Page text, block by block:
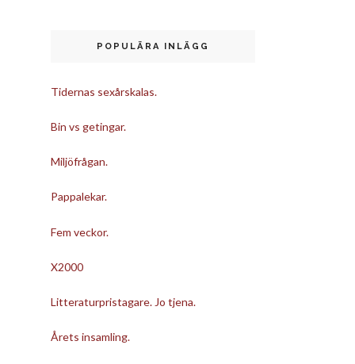
POPULÄRA INLÄGG
Tidernas sexårskalas.
Bin vs getingar.
Miljöfrågan.
Pappalekar.
Fem veckor.
X2000
Litteraturpristagare. Jo tjena.
Årets insamling.